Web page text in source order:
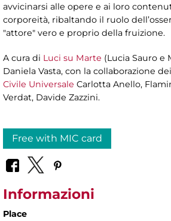
avvicinarsi alle opere e ai loro
corporeità, ribaltando il ruolo
"attore" vero e proprio della fruizione.
A cura di Luci su Marte (Lucia Sauro e
Daniela Vasta, con la collaborazione
Civile Universale Carlotta Anello,
Verdat, Davide Zazzini.
Free with MIC card
Informazioni
Place